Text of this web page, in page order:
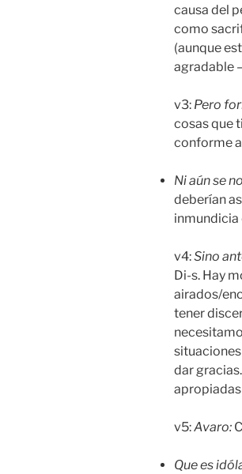
causa del
como
(aunque
agradable
v3: Pero
cosas que
conforme
Niaún se
deberían
inmundicia
v4:Sino
Di-s. Hay
airados/
tener
dar
apropiadas
v5:Avaro:
Que es